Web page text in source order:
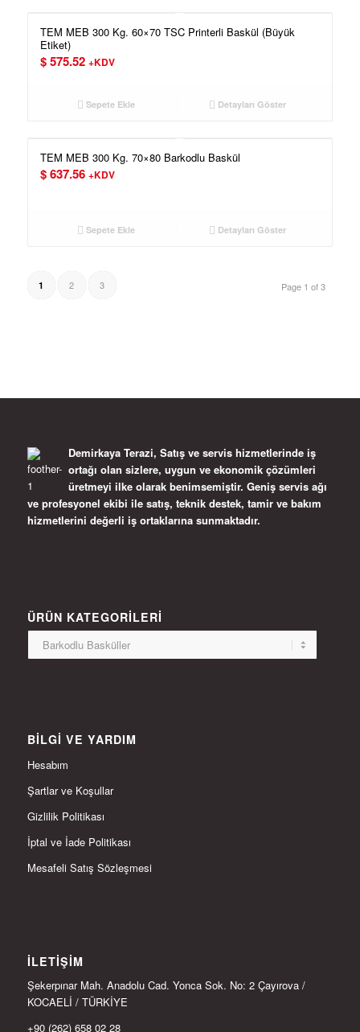
TEM MEB 300 Kg. 60×70 TSC Printerli Baskül (Büyük
Etiket)
$575.52 +KDV
Sepete Ekle Detayları Göster
TEM MEB 300 Kg. 70×80 Barkodlu Baskül
$637.56 +KDV
Sepete Ekle Detayları Göster
Page 1 of 3
1 2 3
Demirkaya Terazi, Satış ve servis hizmetlerinde iş
ortağı olan sizlere, uygun ve ekonomik çözümleri
üretmeyi ilke olarak benimsemiştir. Geniş servis ağı
ve profesyonel ekibi ile satış, teknik destek, tamir ve bakım
hizmetlerini değerli iş ortaklarına sunmaktadır.
ÜRÜN KATEGORILERI
BILGI VE YARDIM
Hesabım
Şartlar ve Koşullar
Gizlilik Politikası
İptal ve İade Politikası
Mesafeli Satış Sözleşmesi
İLETIŞIM
Şekerpınar Mah. Anadolu Cad. Yonca Sok. No: 2 Çayırova /
KOCAELİ / TÜRKİYE
+90 (262) 658 02 28